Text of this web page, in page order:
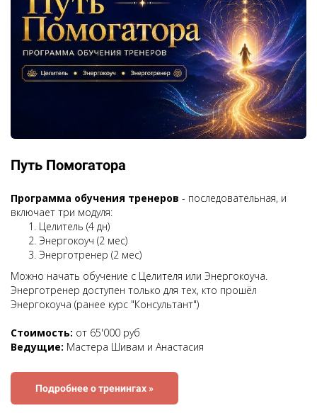
Путь Помогатора
Программа обучения тренеров - последовательная, и
включает три модуля:
Целитель (4 дн)
Энергокоуч (2 мес)
Энерготренер (2 мес)
Можно начать обучение с Целителя или Энергокоуча.
Энерготренер доступен только для тех, кто прошёл
Энергокоуча (ранее курс "Консультант")
Стоимость: от 65'000 руб
Ведущие: Мастера Шивам и Анастасия
Подробнее о тренингах »